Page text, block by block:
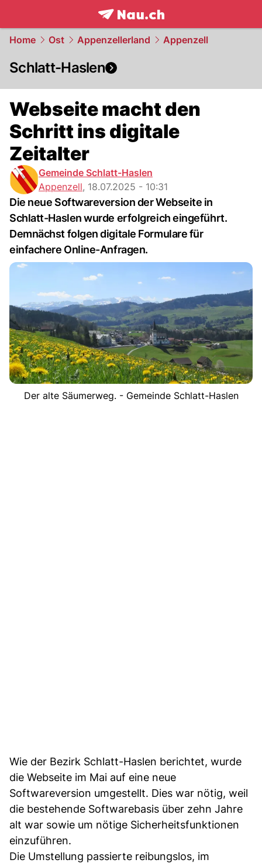
frontpage.NAU.ch
Home Ost Appenzellerland Appenzell
Schlatt-Haslen
Webseite macht den
Schritt ins digitale
Zeitalter
Gemeinde Schlatt-Haslen
Appenzell, 18.07.2025 - 10:31
Die neue Softwareversion der Webseite in
Schlatt-Haslen wurde erfolgreich eingeführt.
Demnächst folgen digitale Formulare für
einfachere Online-Anfragen.
Der alte Säumerweg. - Gemeinde Schlatt-Haslen
Wie der Bezirk Schlatt-Haslen berichtet, wurde
die Webseite im Mai auf eine neue
Softwareversion umgestellt. Dies war nötig, weil
die bestehende Softwarebasis über zehn Jahre
alt war sowie um nötige Sicherheitsfunktionen
einzuführen.
Die Umstellung passierte reibungslos, im